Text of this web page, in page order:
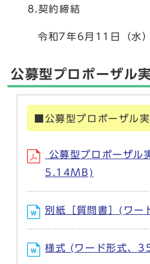
8.契約
令和7年6月11日（水
公募型プロポーザル
■公募型プロポーザル
公募型プロポーザル
5.14MB)
別紙［質問書］(ワ
様式 (ワード形式、